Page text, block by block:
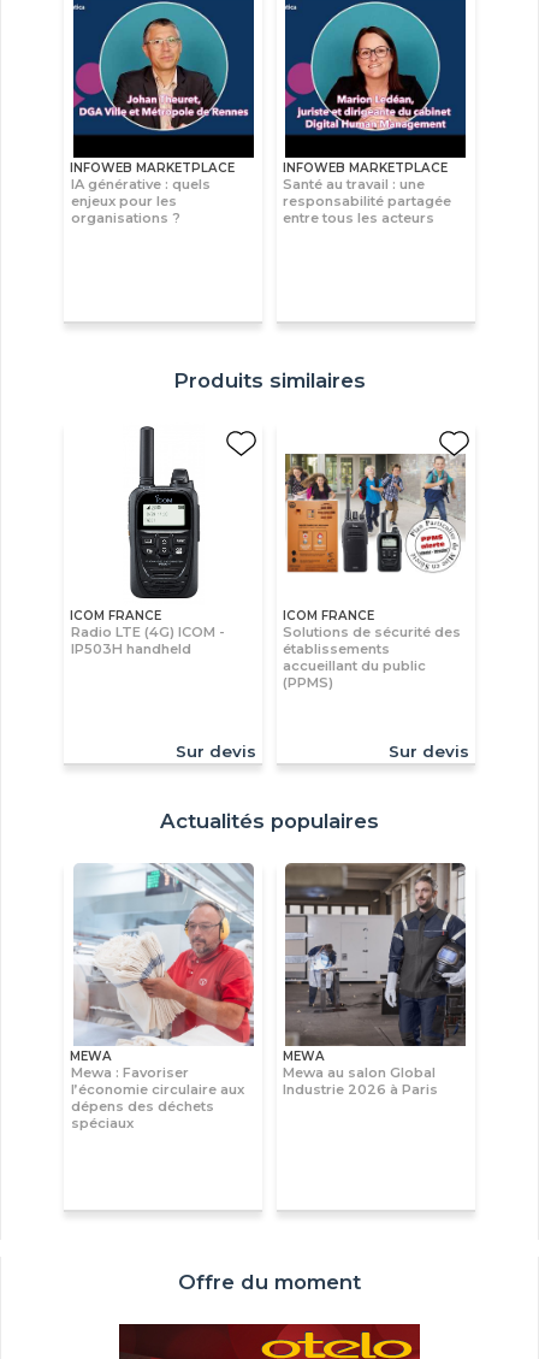
INFOWEB MARKETPLACE
IA générative : quels
enjeux pour les
organisations ?
INFOWEB MARKETPLACE
Santé au travail : une
responsabilité partagée
entre tous les acteurs
Produits similaires
ICOM FRANCE
Radio LTE (4G) ICOM -
IP503H handheld
Sur devis
ICOM FRANCE
Solutions de sécurité des
établissements
accueillant du public
(PPMS)
Sur devis
Actualités populaires
MEWA
Mewa : Favoriser
l’économie circulaire aux
dépens des déchets
spéciaux
MEWA
Mewa au salon Global
Industrie 2026 à Paris
Offre du moment